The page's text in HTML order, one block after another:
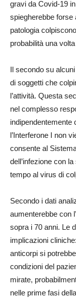
gravi da Covid-19
spiegherebbe forse
patologia
probabilità una
Il secondo su
di soggetti che
l’attività. Questa
nel complesso
indipendentemente
l’Interferone I non
consente al
dell’infezione con
tempo al virus di
Secondo i dati
aumenterebbe con
sopra i 70 anni. Le
implicazioni
anticorpi si
condizioni del
mirate,
nelle prime fasi